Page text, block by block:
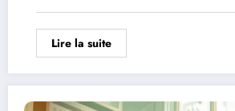
Lire la suite